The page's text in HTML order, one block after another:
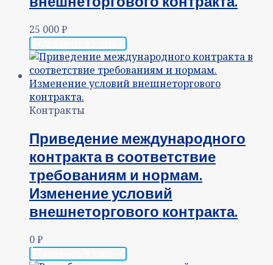
25 000₽
Контракты
Приведение международного
контракта в соответствие
требованиям и нормам.
Изменение условий
внешнеторгового контракта.
0₽